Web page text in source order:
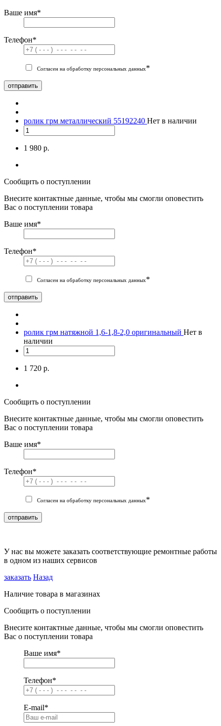
Ваше имя*
Телефон*
Согласен на обработку персональных данных*
отправить
ролик грм металлический 55192240 Нет в наличии
1 980 р.
Сообщить о поступлении
Внесите контактные данные, чтобы мы смогли оповестить
Вас о поступлении товара
Ваше имя*
Телефон*
Согласен на обработку персональных данных*
отправить
ролик грм натяжной 1,6-1,8-2,0 оригинальный Нет в
наличии
1 720 р.
Сообщить о поступлении
Внесите контактные данные, чтобы мы смогли оповестить
Вас о поступлении товара
Ваше имя*
Телефон*
Согласен на обработку персональных данных*
отправить
У нас вы можете заказать соответствующие ремонтные работы
в одном из наших сервисов
заказать Назад
Наличие товара в магазинах
Сообщить о поступлении
Внесите контактные данные, чтобы мы смогли оповестить
Вас о поступлении товара
Ваше имя*
Телефон*
E-mail*